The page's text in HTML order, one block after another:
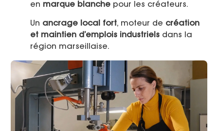
en marque blanche pour les créateurs.
Un ancrage local fort, moteur de création
et maintien d’emplois industriels dans la
région marseillaise.